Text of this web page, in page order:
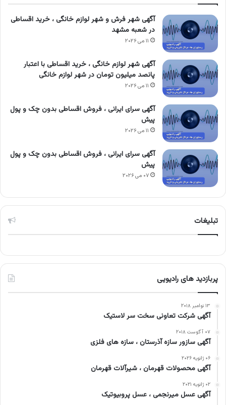
آگهی شهر فرش و شهر لوازم خانگی ، خرید اقساطی
در شعبه مشهد
۱۱ می ۲۰۲۶
آگهی شهر لوازم خانگی ، خرید اقساطی با اعتبار
پانصد میلیون تومان در شهر لوازم خانگی
۱۱ می ۲۰۲۶
آگهی سرای ایرانی ، فروش اقساطی بدون چک و پول
پیش
۱۱ می ۲۰۲۶
آگهی سرای ایرانی ، فروش اقساطی بدون چک و پول
پیش
۰۷ می ۲۰۲۶
تبلیغات
پربازدید های رادیویی
۱۳ نوامبر ۲۰۱۸
آگهی شرکت تعاونی سخت سر لاستیک
۰۷ آگوست ۲۰۱۸
آگهی سازور سازه آذرستان ، سازه های فلزی
۰۶ ژانویه ۲۰۲۶
آگهی محصولات قهرمان ، شیرآلات قهرمان
۰۲ ژانویه ۲۰۲۱
آگهی عسل میرنجمی ، عسل پروبیوتیک